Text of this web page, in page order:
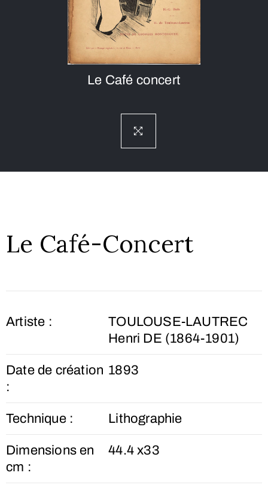
Le Café concert
Le Café-Concert
Artiste :
TOULOUSE-LAUTREC
Henri DE (1864-1901)
Date de création
:
1893
Technique : Lithographie
Dimensions en
cm :
44.4 x33